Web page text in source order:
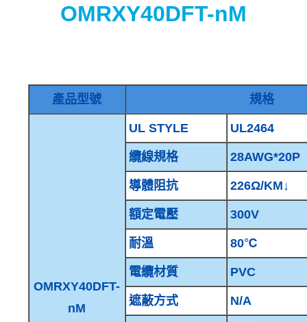
OMRXY40DFT-nM
產品型號 規格
OMRXY40DFT-
nM
UL STYLE UL2464
纜線規格 28AWG*20P
導體阻抗 226Ω/KM↓
額定電壓 300V
耐溫 80℃
電纜材質 PVC
遮蔽方式 N/A